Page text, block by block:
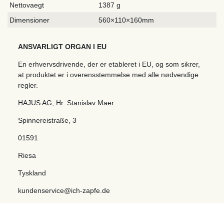
Nettovaegt
1387 g
Dimensioner
560×110×160mm
ANSVARLIGT ORGAN I EU
En erhvervsdrivende, der er etableret i EU, og som sikrer,
at produktet er i overensstemmelse med alle nødvendige
regler.
HAJUS AG; Hr. Stanislav Maer
Spinnereistraße 3
01591
Riesa
Tyskland
kundenservice@ich-zapfe.de